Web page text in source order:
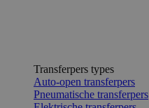
Transferpers types
Auto-open transferpers
Pneumatische transferpers